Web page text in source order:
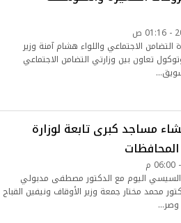
الاجتماعي واللواء هشام آمنة وزير
تعاون بين وزارتي التضامن الاجتماعي
مساجد كبرى تابعة لوزارة
السيسي اليوم مع الدكتور مصطفى مدبولي
محمد مختار جمعة وزير الأوقاف ونيفين القباج
وصر…